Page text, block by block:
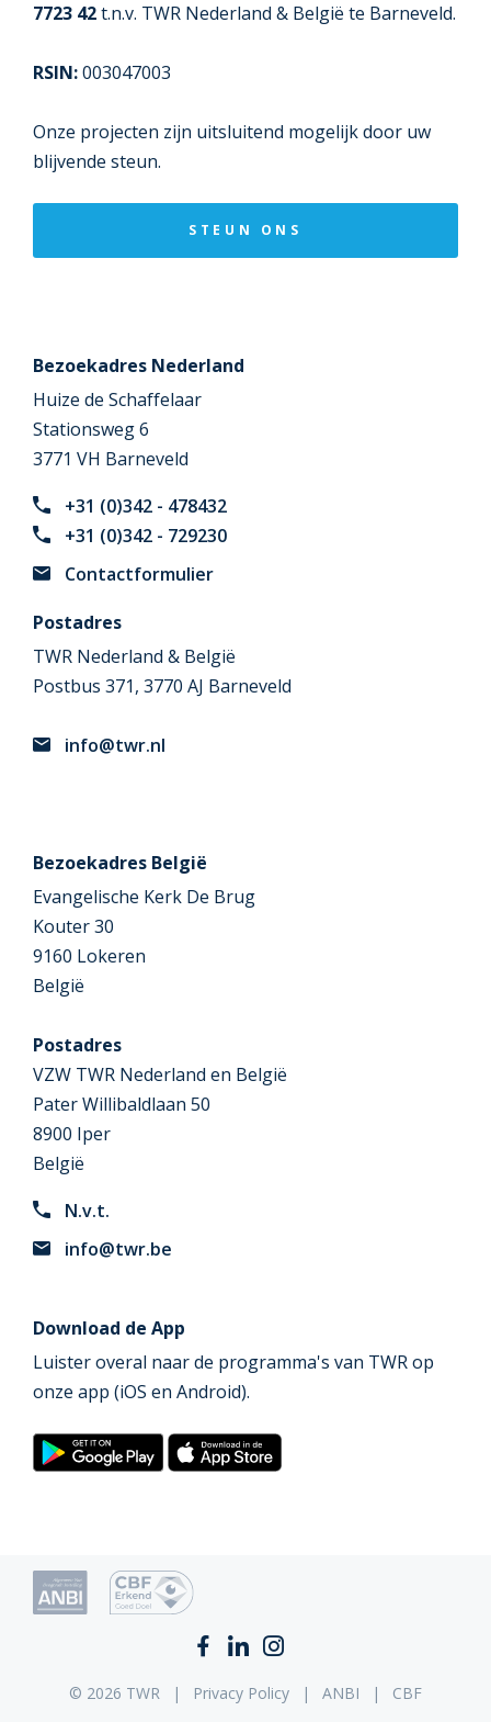
7723 42t.n.v. TWR Nederland & België te Barneveld.
RSIN:003047003
Onze projecten zijn uitsluitend mogelijk door uw
blijvende steun.
STEUN ONS
Bezoekadres Nederland
Huize de Schaffelaar
Stationsweg 6
3771 VH Barneveld
+31 (0)342 - 478432
+31 (0)342 - 729230
Contactformulier
Postadres
TWR Nederland & België
Postbus 371, 3770 AJ Barneveld
info@twr.nl
Bezoekadres België
Evangelische Kerk De Brug
Kouter 30
9160 Lokeren
België
Postadres
VZW TWR Nederland en België
Pater Willibaldlaan 50
8900 Iper
België
N.v.t.
info@twr.be
Download de App
Luister overal naar de programma's van TWR op
onze app (iOS en Android).
© 2026 TWR Privacy Policy ANBI CBF